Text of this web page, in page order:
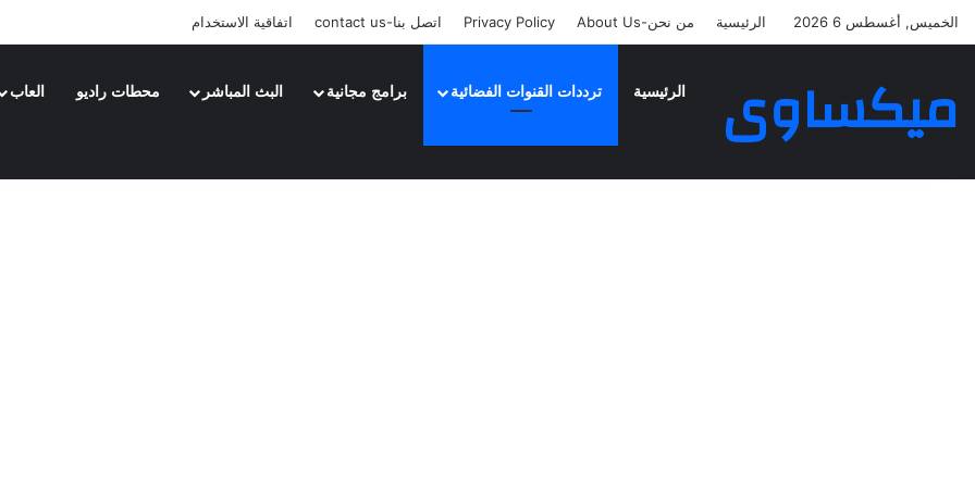
الخميس, أغسطس 6 2026 الرئيسية من نحن-About Us Privacy Policy اتصل بنا-contact us اتفاقية الاستخدام
ميكساوى الرئيسية ترددات القنوات الفضائية برامج مجانية البث المباشر محطات راديو العاب